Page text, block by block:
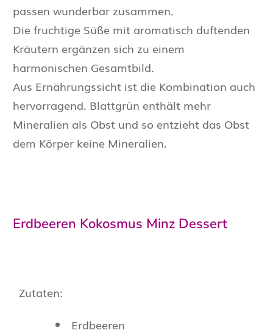
passen wunderbar zusammen.
Die fruchtige Süße mit aromatisch duftenden
Kräutern ergänzen sich zu einem
harmonischen Gesamtbild.
Aus Ernährungssicht ist die Kombination auch
hervorragend. Blattgrün enthält mehr
Mineralien als Obst und so entzieht das Obst
dem Körper keine Mineralien.
Erdbeeren Kokosmus Minz Dessert
Zutaten:
Erdbeeren